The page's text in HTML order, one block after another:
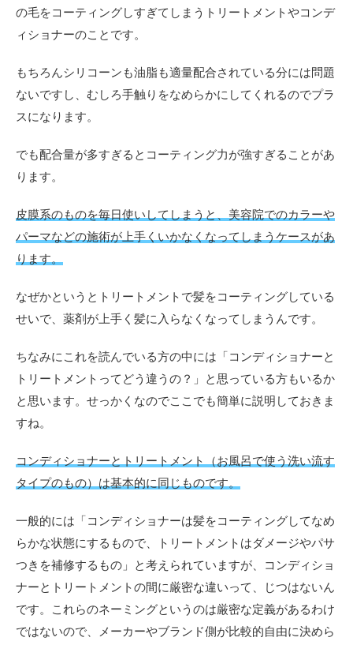
トリ
ート
メン
毎日
使っ
て良
い
の？
4
サロ
ント
トメ
はす
る必
ない
って
本
5
ま
と
め
の毛をコーティングしすぎてしまうトリートメントやコンデ
ィショナーのことです。
もちろんシリコーンも油脂も適量配合されている分には問題
ないですし、むしろ手触りをなめらかにしてくれるのでプラ
スになります。
でも配合量が多すぎるとコーティング力が強すぎることがあ
ります。
皮膜系のものを毎日使いしてしまうと、美容院でのカラーや
パーマなどの施術が上手くいかなくなってしまうケースがあ
ります。
なぜかというとトリートメントで髪をコーティングしている
せいで、薬剤が上手く髪に入らなくなってしまうんです。
ちなみにこれを読んでいる方の中には「コンディショナーと
トリートメントってどう違うの？」と思っている方もいるか
と思います。せっかくなのでここでも簡単に説明しておきま
すね。
コンディショナーとトリートメント（お風呂で使う洗い流す
タイプのもの）は基本的に同じものです。
一般的には「コンディショナーは髪をコーティングしてなめ
らかな状態にするもので、トリートメントはダメージやパサ
つきを補修するもの」と考えられていますが、コンディショ
ナーとトリートメントの間に厳密な違いって、じつはないん
です。これらのネーミングというのは厳密な定義があるわけ
ではないので、メーカーやブランド側が比較的自由に決めら